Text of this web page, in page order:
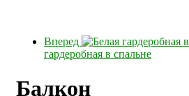
Вперед
гардеробная в спальне
Балкон